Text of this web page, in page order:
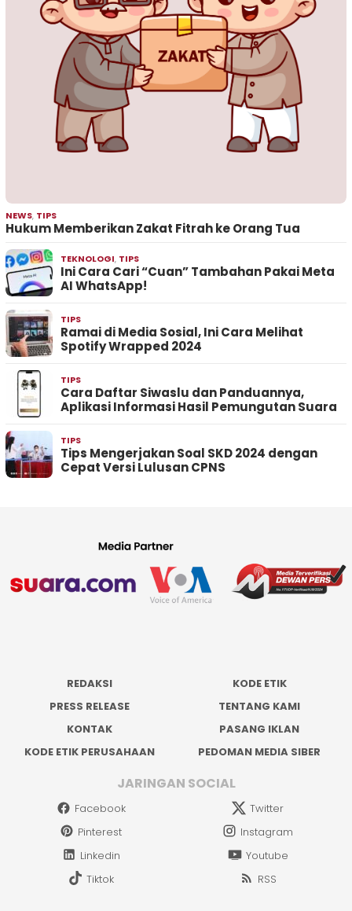
NEWS, TIPS
Hukum Memberikan Zakat Fitrah ke Orang Tua
TEKNOLOGI, TIPS
Ini Cara Cari “Cuan” Tambahan Pakai Meta
AI WhatsApp!
TIPS
Ramai di Media Sosial, Ini Cara Melihat
Spotify Wrapped 2024
TIPS
Cara Daftar Siwaslu dan Panduannya,
Aplikasi Informasi Hasil Pemungutan Suara
TIPS
Tips Mengerjakan Soal SKD 2024 dengan
Cepat Versi Lulusan CPNS
REDAKSI
KODE ETIK
PRESS RELEASE
TENTANG KAMI
KONTAK
PASANG IKLAN
KODE ETIK PERUSAHAAN
PEDOMAN MEDIA SIBER
JARINGAN SOCIAL
Facebook
Twitter
Pinterest
Instagram
Linkedin
Youtube
Tiktok
RSS